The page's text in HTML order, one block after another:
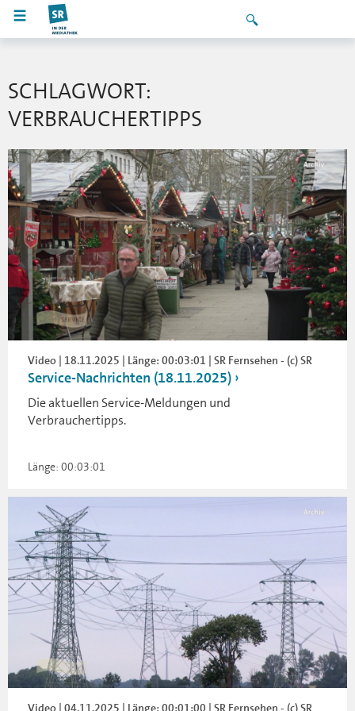
SCHLAGWORT:
VERBRAUCHERTIPPS
Video | 18.11.2025 | Länge: 00:03:01 | SR Fernsehen - (c) SR
Service-Nachrichten (18.11.2025)
Die aktuellen Service-Meldungen und
Verbrauchertipps.
Länge: 00:03:01
Video | 04.11.2025 | Länge: 00:01:00 | SR Fernsehen - (c) SR